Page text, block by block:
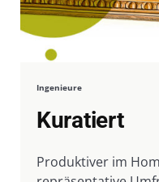
Ingenieure
Kuratiert
Produktiver im